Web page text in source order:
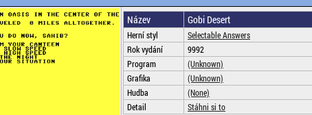
Název Gobi Desert
Herní styl
Selectable Answers
Rok vydání
9992
Program
(Unknown)
Grafika
(Unknown)
Hudba
(None)
Detail
Stáhni si to